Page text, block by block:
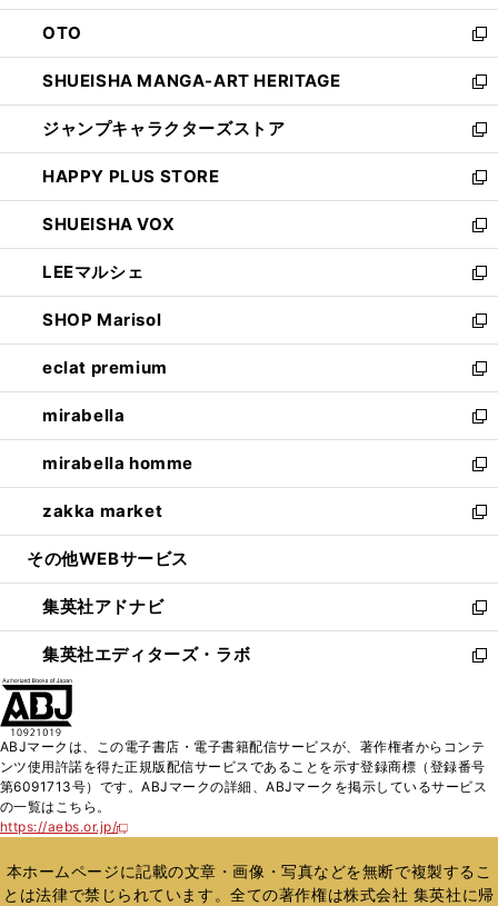
ウ
で
開
く
ン
ド
ウ
で
開
く
OTO
新
し
い
ウ
ィ
ン
ド
ウ
で
開
く
SHUEISHA MANGA-ART HERITAGE
新
し
い
ウ
ィ
ン
ド
ウ
で
開
く
ジャンプキャラクターズストア
新
し
い
ウ
ィ
ン
ド
ウ
で
開
く
HAPPY PLUS STORE
新
し
い
ウ
ィ
ン
ド
ウ
で
開
く
SHUEISHA VOX
新
し
い
ウ
ィ
ン
ド
ウ
で
開
く
LEEマルシェ
新
し
い
ウ
ィ
ン
ド
ウ
で
開
く
SHOP Marisol
新
し
い
ウ
ィ
ン
ド
ウ
で
開
eclat premium
新
し
い
ウ
ィ
ン
ド
ウ
開
く
mirabella
新
し
い
ウ
ィ
ン
ウ
で
開
く
mirabella homme
新
し
い
ウ
ン
ド
ウ
で
zakka market
新
し
ウ
ィ
ン
ド
く
その他WEBサービス
集英社アドナビ
新
し
い
ド
ウ
で
集英社エディターズ・ラボ
新
ィ
ン
開
く
ABJマークは、この電子書店・電子書籍配信サービスが、著作権者からコンテ
ンツ使用許諾を得た正規版配信サービスであることを示す登録商標（登録番号
第6091713号）です。ABJマークの詳細、ABJマークを掲示しているサービス
の一覧はこちら。
https://aebs.or.jp/
新
い
ウ
ィ
本ホームページに記載の文章・画像・写真などを無断で複製するこ
とは法律で禁じられています。全ての著作権は株式会社 集英社に帰